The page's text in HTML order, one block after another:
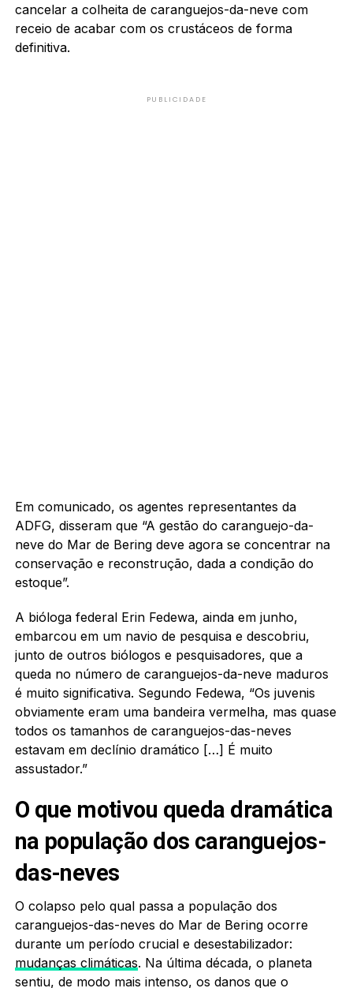
cancelar a colheita de caranguejos-da-neve com
receio de acabar com os crustáceos de forma
definitiva.
PUBLICIDADE
Em comunicado, os agentes representantes da
ADFG, disseram que “A gestão do caranguejo-da-
neve do Mar de Bering deve agora se concentrar na
conservação e reconstrução, dada a condição do
estoque”.
A bióloga federal Erin Fedewa, ainda em junho,
embarcou em um navio de pesquisa e descobriu,
junto de outros biólogos e pesquisadores, que a
queda no número de caranguejos-da-neve maduros
é muito significativa. Segundo Fedewa, “Os juvenis
obviamente eram uma bandeira vermelha, mas quase
todos os tamanhos de caranguejos-das-neves
estavam em declínio dramático […] É muito
assustador.”
O que motivou queda dramática
na população dos caranguejos-
das-neves
O colapso pelo qual passa a população dos
caranguejos-das-neves do Mar de Bering ocorre
durante um período crucial e desestabilizador:
mudanças climáticas. Na última década, o planeta
sentiu, de modo mais intenso, os danos que o